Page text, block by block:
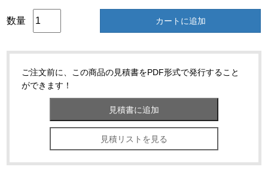
数量 カートに追加
ご注文前に、この商品の見積書をPDF形式で発行すること
ができます！
見積リストを見る